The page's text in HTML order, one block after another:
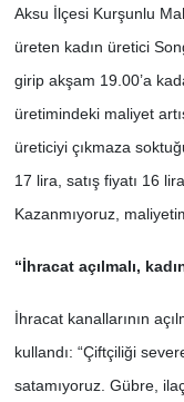
Aksu İlçesi Kurşunlu
üreten kadın üretici
girip akşam 19.00’a
üretimindeki maliyet
üreticiyi çıkmaza
17 lira, satış fiyatı 16
Kazanmıyoruz,
“İhracat açılmalı,
İhracat kanallarının
kullandı: “Çiftçiliği
satamıyoruz. Gübre,